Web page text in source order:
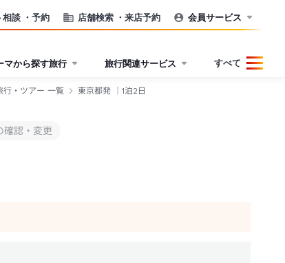
相談 ・予約 店舗検索 ・来店予約 会員サービス
マから探す旅行 旅行関連サービス すべて
行・ツアー 一覧 東京都発 ｜1泊2日
確認・変更